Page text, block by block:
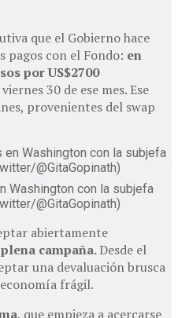
que el Gobierno hace
pagos con el Fondo: en
por US$2700
30 de ese mes. Ese
provenientes del swap
Washington con la subjefa
@GitaGopinath)
abiertamente
campaña.Desde el
una devaluación brusca
frágil.
, que empieza a acercarse